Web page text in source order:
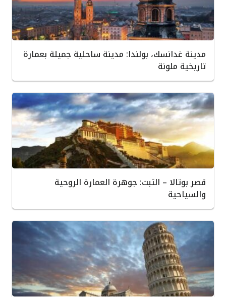
مدينة غدانسك، بولندا: مدينة ساحلية جميلة بعمارة
تاريخية ملونة
قصر بوتالا – التبت: جوهرة العمارة الروحية
والسياحية